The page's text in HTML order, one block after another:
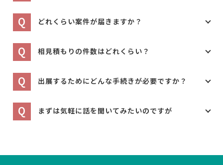
Q どれくらい案件が届きますか？
Q 相見積もりの件数はどれくらい？
Q 出展するためにどんな手続きが必要ですか？
Q まずは気軽に話を聞いてみたいのですが